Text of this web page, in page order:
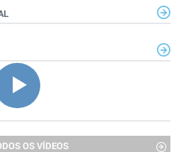
OS VÍDEOS